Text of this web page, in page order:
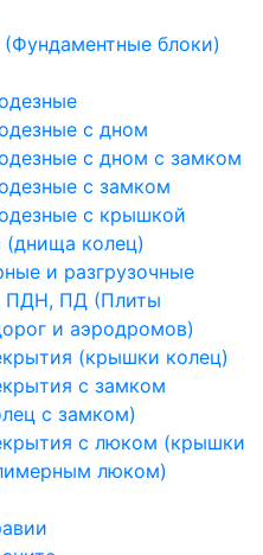
блоки)
с дном
с дном с замком
с замком
с крышкой
(днища колец)
и разгрузочные
ПДН, ПД (Плиты
и аэродромов)
(крышки колец)
с замком
с замком)
с люком (крышки
люком)